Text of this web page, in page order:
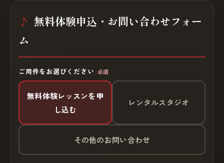
無料体験申込・お問い合わせフォー
ム
ご用件をお選びください 必須
無料体験レッスンを申
し込む
レンタルスタジオ
その他のお問い合わせ